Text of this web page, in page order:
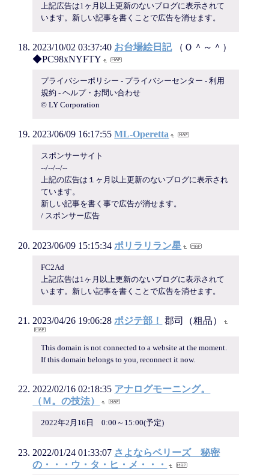
上記広告は1ヶ月以上更新のないブログに表示されて
います。新しい記事を書くことで広告を消せます。
2023/10/02 03:37:40 お台場絵日記
（Ｏ＾～＾）
◆PC98xNYFTY
プライバシーポリシー - プライバシーセンター - 利用
規約 - ヘルプ・お問い合わせ
© LY Corporation
2023/06/09 16:17:55 ML-Operetta
スポンサーサイト
--/--/--/--
上記の広告は１ヶ月以上更新のないブログに表示され
ています。
新しい記事を書く事で広告が消せます。
/ スポンサー広告
2023/06/09 15:15:34 ポリラリラン星
FC2Ad
上記広告は1ヶ月以上更新のないブログに表示されて
います。新しい記事を書くことで広告を消せます。
2023/04/26 19:06:28 ポジテ部！ 郡司（粗品）
This domain is not connected to a website at the moment.
If this domain belongs to you, reconnect it now.
2022/02/16 02:18:35 アナログモーニング。
（Ｍ。の技法）
2022年2月16日 0:00～15:00(予定)
2022/01/24 01:33:07 さよならベリーズ 秘密
の・・・ウ・タ・ヒ・メ・・・